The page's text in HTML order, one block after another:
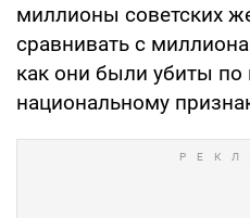
миллионы советских
сравнивать с
как они были убиты по
национальному